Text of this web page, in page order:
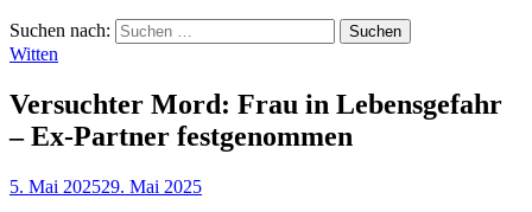
Suchen nach:
Witten
Versuchter Mord: Frau in Lebensgefahr
– Ex-Partner festgenommen
5. Mai 202529. Mai 2025